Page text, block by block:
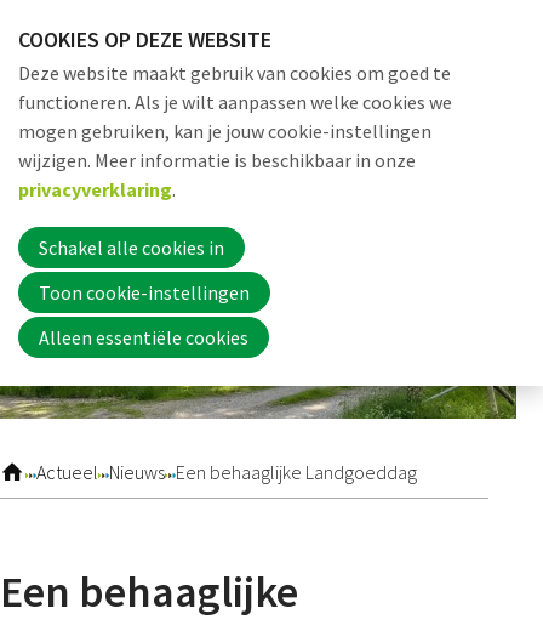
links
over
Jump
to
navigation
to
main
content
Actueel Nieuws Een behaaglijke Landgoeddag
Een behaaglijke
Word nu lid
COOKIES OP DEZE WEBSITE
Deze website maakt gebruik van cookies om goed te
functioneren. Als je wilt aanpassen welke cookies we
mogen gebruiken, kan je jouw cookie-instellingen
wijzigen. Meer informatie is beschikbaar in onze
privacyverklaring.
Schakel alle cookies in
Toon cookie-instellingen
Alleen essentiële cookies